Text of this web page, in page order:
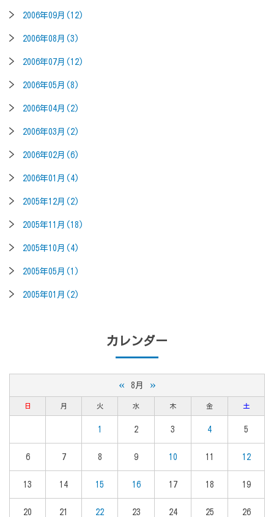
2006年09月(12)
2006年08月(3)
2006年07月(12)
2006年05月(8)
2006年04月(2)
2006年03月(2)
2006年02月(6)
2006年01月(4)
2005年12月(2)
2005年11月(18)
2005年10月(4)
2005年05月(1)
2005年01月(2)
カレンダー
« 8月 »
日 月 火 水 木 金 土
1 2 3 4 5
6 7 8 9 10 11 12
13 14 15 16 17 18 19
20 21 22 23 24 25 26